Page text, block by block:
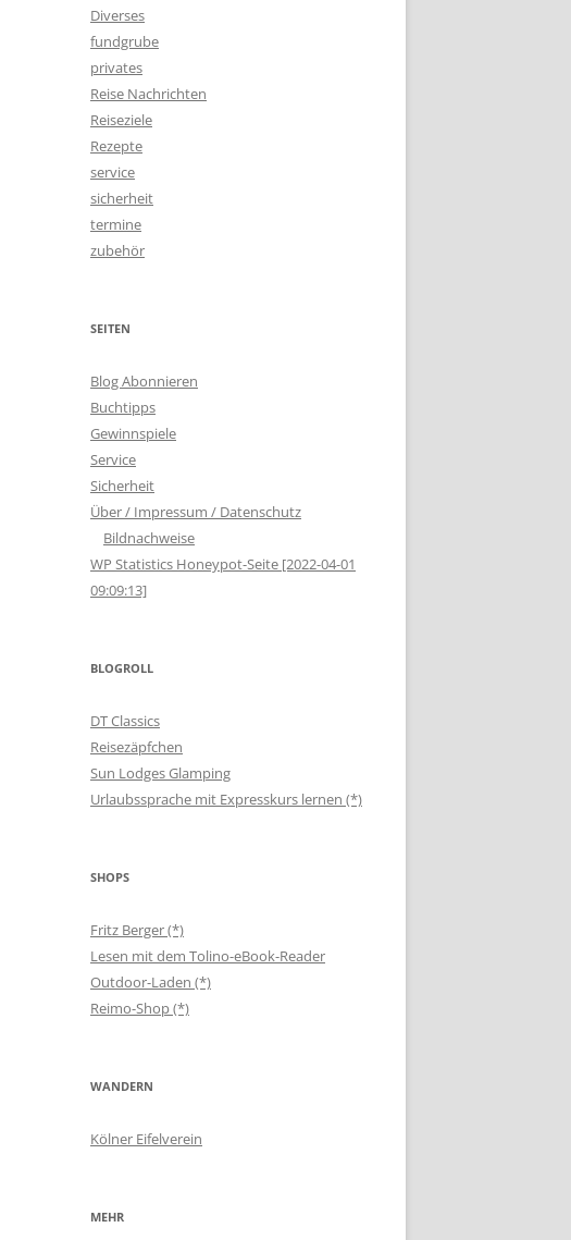
Diverses
fundgrube
privates
Reise Nachrichten
Reiseziele
Rezepte
service
sicherheit
termine
zubehör
SEITEN
Blog Abonnieren
Buchtipps
Gewinnspiele
Service
Sicherheit
Über / Impressum / Datenschutz
Bildnachweise
WP Statistics Honeypot-Seite [2022-04-01
09:09:13]
BLOGROLL
DT Classics
Reisezäpfchen
Sun Lodges Glamping
Urlaubssprache mit Expresskurs lernen (*)
SHOPS
Fritz Berger (*)
Lesen mit dem Tolino-eBook-Reader
Outdoor-Laden (*)
Reimo-Shop (*)
WANDERN
Kölner Eifelverein
MEHR